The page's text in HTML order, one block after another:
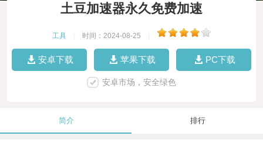
土豆加速器永久免费加速
工具 时间：2024-08-25
安卓下载 苹果下载 PC下载
安卓市场，安全绿色
简介 排行